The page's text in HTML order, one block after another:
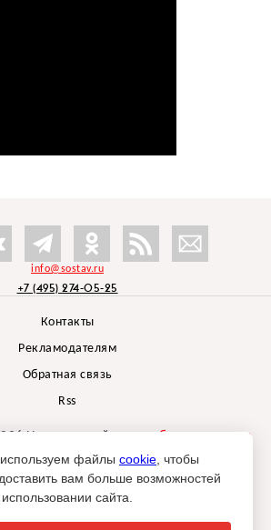
info@sostav.ru
+7 (495) 274-05-25
Контакты
Рекламодателям
Обратная связь
Rss
Независимый проектбрендингового
агентства Depot
Sostav.ru допустимо только при
указании источника.
файлы cookie , чтобы
вам больше возможностей
сайта.